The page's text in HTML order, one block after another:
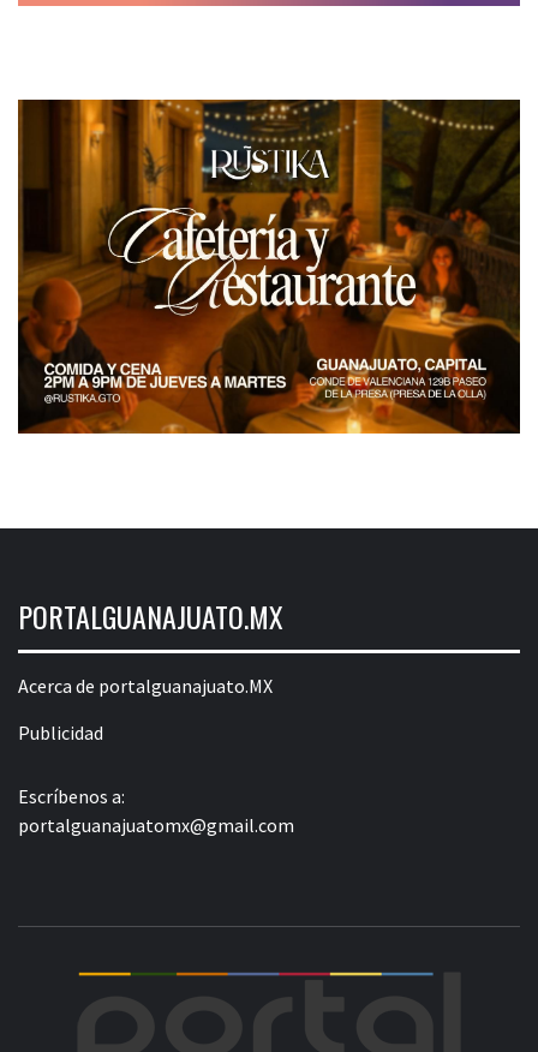
PORTALGUANAJUATO.MX
Acerca de portalguanajuato.MX
Publicidad
Escríbenos a:
portalguanajuatomx@gmail.com